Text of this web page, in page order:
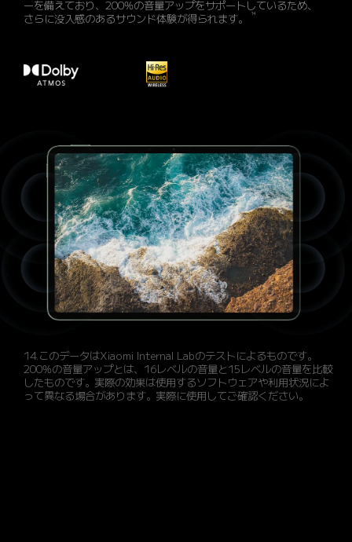
ーを備えており、200%の音量アップをサポートしているため、
さらに没入感のあるサウンド体験が得られます。
14
14.このデータはXiaomi Internal Labのテストによるものです。
200%の音量アップとは、16レベルの音量と15レベルの音量を比較
したものです。実際の効果は使用するソフトウェアや利用状況によ
って異なる場合があります。実際に使用してご確認ください。